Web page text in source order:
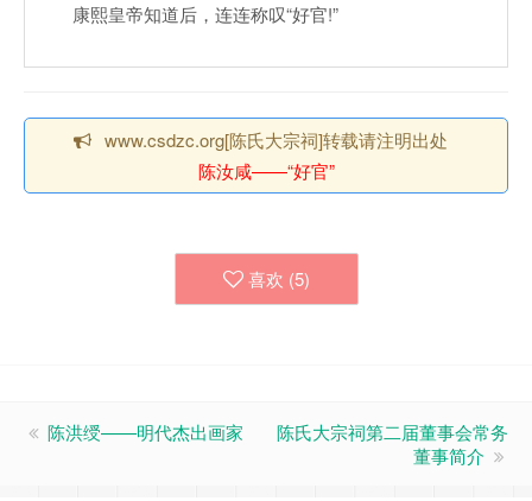
康熙皇帝知道后，连连称叹“好官!”
www.csdzc.org[陈氏大宗祠]转载请注明出处
陈汝咸——“好官”
喜欢 (5)
陈洪绶——明代杰出画家
陈氏大宗祠第二届董事会常务
董事简介